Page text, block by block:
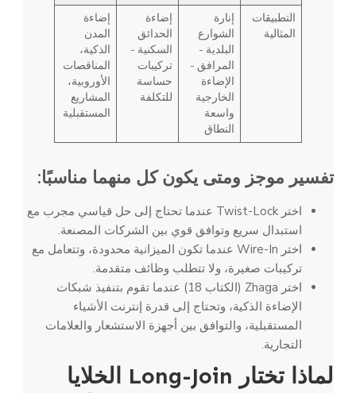
التطبيقات
المثالية
إنارة
الشوارع
البلدية -
المرافق -
الإضاءة
الخارجية
واسعة
النطاق
إضاءة
الحدائق
السكنية -
تركيبات
حساسة
للتكلفة
إضاءة
المدن
الذكية،
المناقصات
الأوروبية،
المشاريع
المستقبلية
تفسير موجز ومتى يكون كل منهما مناسبًا:
اختر Twist-Lock عندما تحتاج إلى حل قياسي مجرب مع
استبدال سريع وتوافق قوي بين الشركات المصنعة.
اختر Wire-In عندما تكون الميزانية محدودة، وتتعامل مع
تركيبات صغيرة، ولا تتطلب وظائف متقدمة.
اختر Zhaga (الكتاب 18) عندما تقوم بتنفيذ شبكات
الإضاءة الذكية، وتحتاج إلى قدرة إنترنت الأشياء
المستقبلية، والتوافق بين أجهزة الاستشعار والعلامات
التجارية.
لماذا تختار Long-Join الخلايا